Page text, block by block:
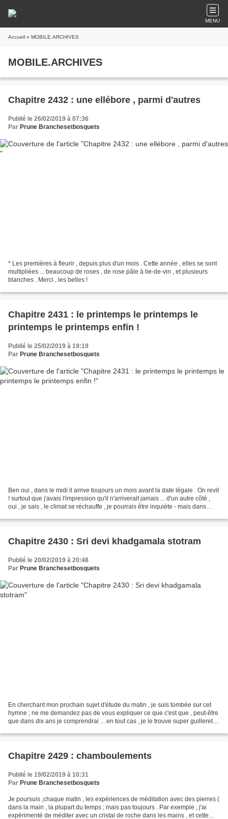
MENU
Accueil » MOBILE.ARCHIVES
MOBILE.ARCHIVES
Chapitre 2432 : une ellébore , parmi d'autres
Publié le 26/02/2019 à 07:36
Par Prune Branchesetbosquets
* Les premières à fleurir , depuis plus d'un mois . Cette année , elles se sont
multipliées ... beaucoup de roses , de rose pâle à lie-de-vin , et plusieurs
blanches . Merci , les belles !
Chapitre 2431 : le printemps le printemps le
printemps le printemps enfin !
Publié le 25/02/2019 à 19:19
Par Prune Branchesetbosquets
Ben oui , dans le midi il arrive toujours un mois avant la date légale . On revit
! surtout que j'avais l'impression qu'il n'arriverait jamais ... d'un autre côté ,
oui , je sais , le climat se réchauffe , je pourrais être inquiète - mais dans
Chapitre 2430 : Sri devi khadgamala stotram
Publié le 20/02/2019 à 20:48
Par Prune Branchesetbosquets
En cherchant mon prochain sujet d'étude du matin , je suis tombée sur cet
hymne ; ne me demandez pas de vous expliquer ce que c'est que , peut-être
que dans dix ans je comprendrai ... en tout cas , je le trouve super guilleret et
Chapitre 2429 : chamboulements
Publié le 19/02/2019 à 10:31
Par Prune Branchesetbosquets
Je poursuis ,chaque matin , les expériences de méditation avec des pierres (
dans la main , la plupart du temps ; mais pas toujours . Par exemple , j'ai
expérimenté de méditer avec un cristal de roche dans les mains , et cette